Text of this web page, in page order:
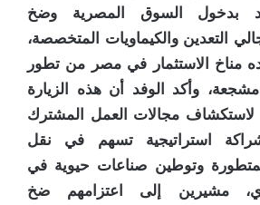
بدخول السوق المصرية وضخ
التعدين والكيماويات المتخصصة،
مناخ الاستثمار في مصر من تطور
وأكد الوفد أن هذه الزيارة
مجالات العمل المشترك
استراتيجية تسهم في نقل
وتوطين صناعات حيوية في
مشيرين إلى اعتزامهم ضخ